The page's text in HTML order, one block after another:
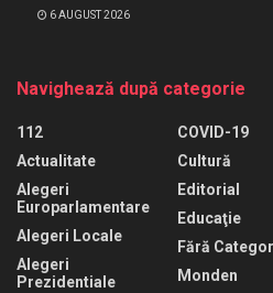
6 AUGUST 2026
Navighează după categorie
112
Actualitate
Alegeri
Europarlamentare
Alegeri Locale
Alegeri
Prezidentiale
COVID-19
Cultură
Editorial
Educaţie
Fără
Monden